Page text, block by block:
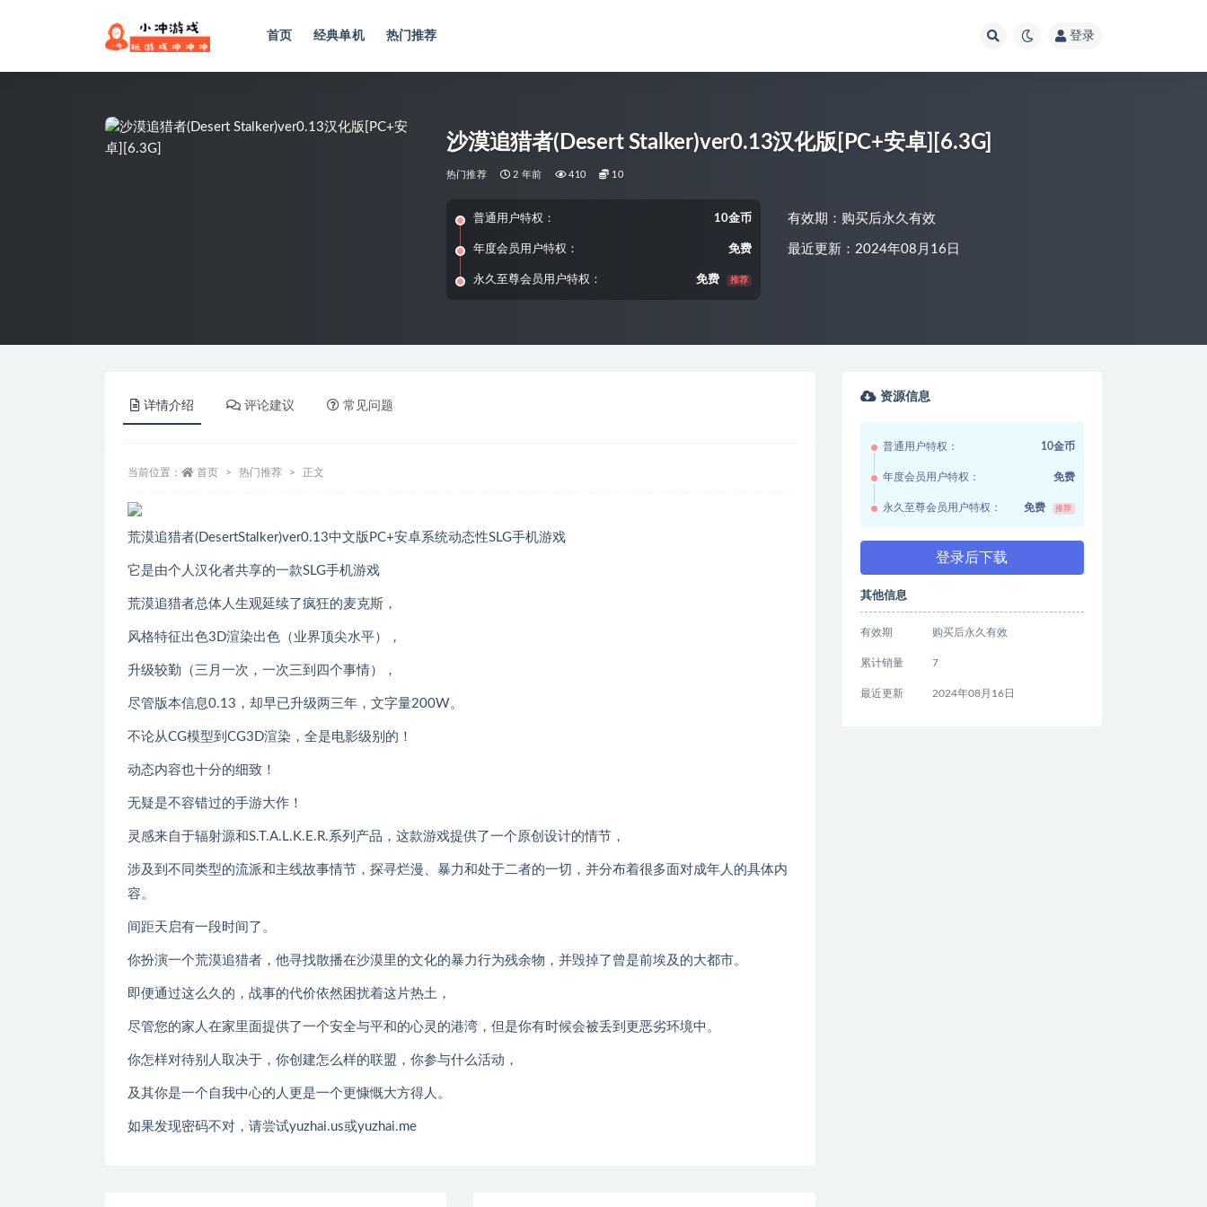
首页 经典单机 热门推荐 登录
沙漠追猎者(Desert Stalker)ver0.13汉化版[PC+安卓][6.3G]
热门推荐 2 年前 410 10
普通用户特权： 10金币
年度会员用户特权： 免费
永久至尊会员用户特权： 免费 推荐
有效期：购买后永久有效
最近更新：2024年08月16日
详情介绍 评论建议 常见问题
当前位置： 首页 热门推荐 正文
荒漠追猎者(DesertStalker)ver0.13中文版PC+安卓系统动态性SLG手机游戏
它是由个人汉化者共享的一款SLG手机游戏
荒漠追猎者总体人生观延续了疯狂的麦克斯，
风格特征出色3D渲染出色（业界顶尖水平），
升级较勤（三月一次，一次三到四个事情），
尽管版本信息0.13，却早已升级两三年，文字量200W。
不论从CG模型到CG3D渲染，全是电影级别的！
动态内容也十分的细致！
无疑是不容错过的手游大作！
灵感来自于辐射源和S.T.A.L.K.E.R.系列产品，这款游戏提供了一个原创设计的情节，
涉及到不同类型的流派和主线故事情节，探寻烂漫、暴力和处于二者的一切，并分布着很多面对成年人的具体内
容。
间距天启有一段时间了。
你扮演一个荒漠追猎者，他寻找散播在沙漠里的文化的暴力行为残余物，并毁掉了曾是前埃及的大都市。
即便通过这么久的，战事的代价依然困扰着这片热土，
尽管您的家人在家里面提供了一个安全与平和的心灵的港湾，但是你有时候会被丢到更恶劣环境中。
你怎样对待别人取决于，你创建怎么样的联盟，你参与什么活动，
及其你是一个自我中心的人更是一个更慷慨大方得人。
如果发现密码不对，请尝试yuzhai.us或yuzhai.me
资源信息
普通用户特权： 10金币
年度会员用户特权： 免费
永久至尊会员用户特权： 免费 推荐
登录后下载
其他信息
有效期 购买后永久有效
累计销量 7
最近更新 2024年08月16日